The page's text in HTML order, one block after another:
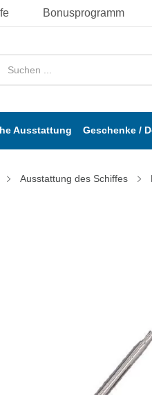
Bonusprogramm
Ausstattung Geschenke /
Ausstattung des Schiffes